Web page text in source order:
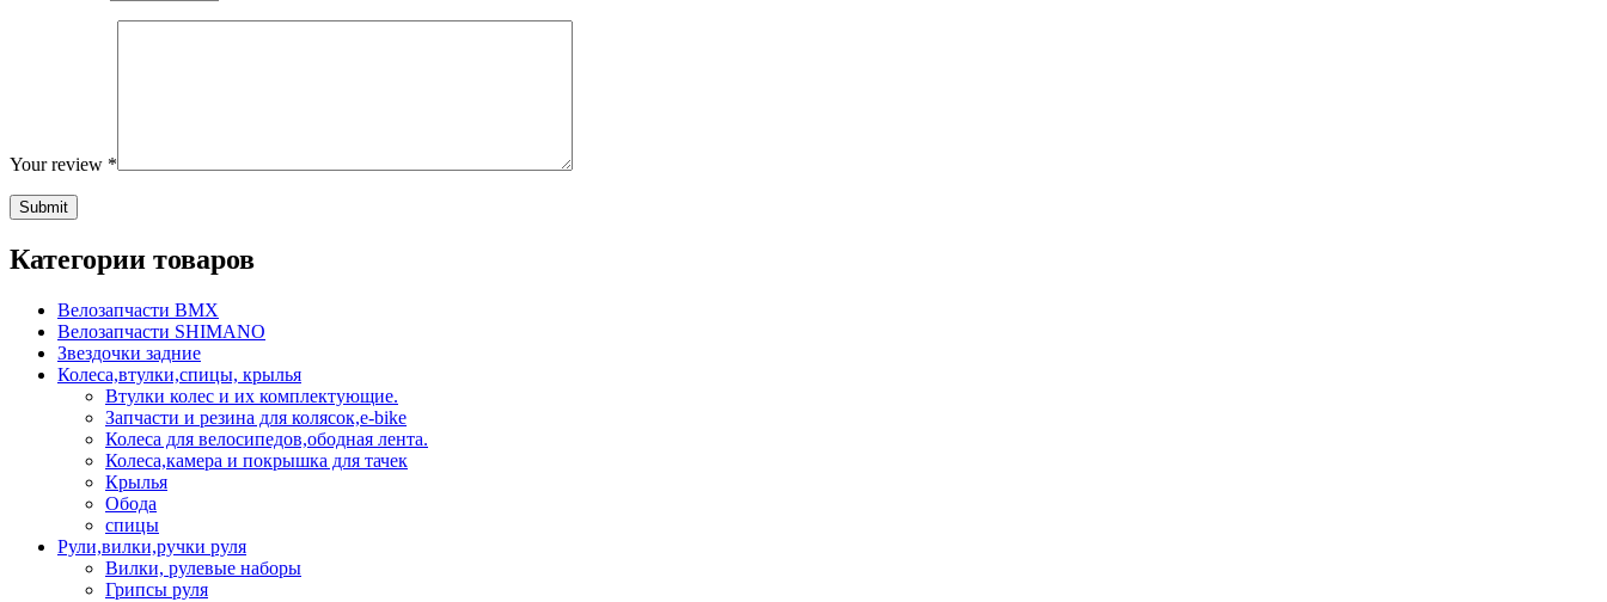
Your review *
Категории товаров
Велозапчасти BMX
Велозапчасти SHIMANO
Звездочки задние
Колеса,втулки,спицы, крылья
Втулки колес и их комплектующие.
Запчасти и резина для колясок,e-bike
Колеса для велосипедов,ободная лента.
Колеса,камера и покрышка для тачек
Крылья
Обода
спицы
Рули,вилки,ручки руля
Вилки, рулевые наборы
Грипсы руля